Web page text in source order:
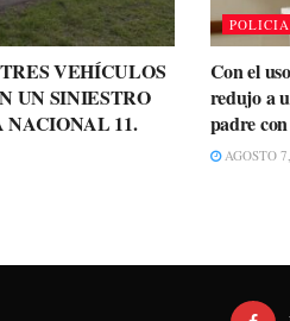
VEHÍCULOS
UN SINIESTRO
NACIONAL 11.
Con el
redujo a
padre
AGOSTO